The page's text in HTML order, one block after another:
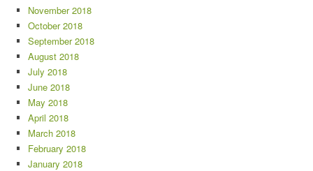
November 2018
October 2018
September 2018
August 2018
July 2018
June 2018
May 2018
April 2018
March 2018
February 2018
January 2018